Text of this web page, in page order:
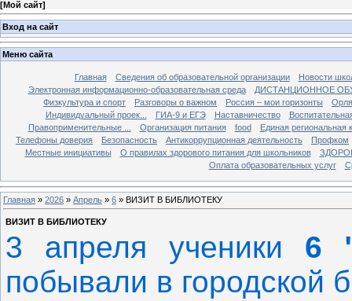
[Мой сайт]
Вход на сайт
Меню сайта
Главная Сведения об образовательной организации
Новости
Электронная информационно-образовательная среда
ДИСТАНЦИОННОЕ
Физкультура и спорт
Разговоры о важном Россия – мои горизонты
Индивидуальный проек...
ГИА-9 и ЕГЭ Наставничество
Правоприменительные ...
Организация питания food
Единая региональная
Телефоны доверия
Безопасность Антикоррупционная деятельность
Профком
Местные инициативы
О правилах здорового питания для школьников
Оплата образовательных услуг
Главная » 2026 » Апрель » 6 » ВИЗИТ В БИБЛИОТЕКУ
ВИЗИТ В БИБЛИОТЕКУ
3 апреля ученики 6
побывали в городской